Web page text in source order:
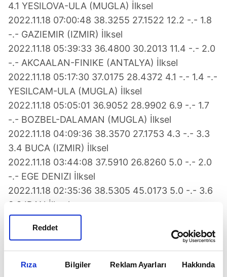
Rıza Bilgiler Reklam Ayarları Hakkında
Reddet
4.1 YESILOVA-ULA (MUGLA) İlksel
2022.11.18 07:00:48 38.3255 27.1522 12.2 -.- 1.8
-.- GAZIEMIR (IZMIR) İlksel
2022.11.18 05:39:33 36.4800 30.2013 11.4 -.- 2.0
-.- AKCAALAN-FINIKE (ANTALYA) İlksel
2022.11.18 05:17:30 37.0175 28.4372 4.1 -.- 1.4 -.-
YESILCAM-ULA (MUGLA) İlksel
2022.11.18 05:05:01 36.9052 28.9902 6.9 -.- 1.7
-.- BOZBEL-DALAMAN (MUGLA) İlksel
2022.11.18 04:09:36 38.3570 27.1753 4.3 -.- 3.3
3.4 BUCA (IZMIR) İlksel
2022.11.18 03:44:08 37.5910 26.8260 5.0 -.- 2.0
-.- EGE DENIZI İlksel
2022.11.18 02:35:36 38.5305 45.0173 5.0 -.- 3.6
3.8 IRAN İlksel
2022.11.18 02:33:44 37.0092 28.4305 5.0 -.- 1.3
-.- YESILCAM-ULA (MUGLA) İlksel
-.- CITLIK-ULA (MUGLA) İlksel